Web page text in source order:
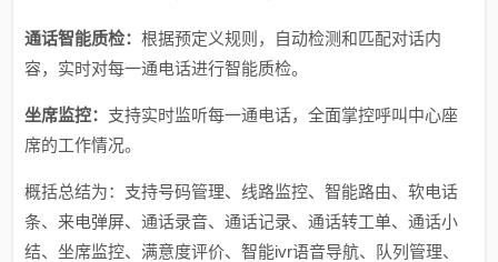
通话智能质检：根据预定义规则，自动检测和匹配对话内
容，实时对每一通电话进行智能质检。
坐席监控： 支持实时监听每一通电话，全面掌控呼叫中心座
席的工作情况。
概括总结为：支持号码管理、线路监控、智能路由、软电话
条、来电弹屏、通话录音、通话记录、通话转工单、通话小
结、坐席监控、满意度评价、智能ivr语音导航、队列管理、